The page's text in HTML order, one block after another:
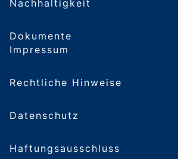
Nachhaltigkeit
Dokumente
Impressum
Rechtliche Hinweise
Datenschutz
Haftungsausschluss